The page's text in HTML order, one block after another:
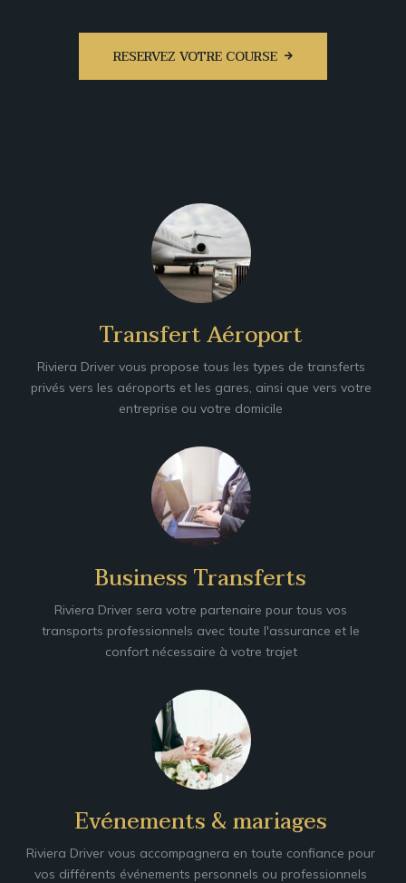
RESERVEZ VOTRE COURSE
Transfert Aéroport
Riviera Driver vous propose tous les types de transferts
privés vers les aéroports et les gares, ainsi que vers votre
entreprise ou votre domicile
Business Transferts
Riviera Driver sera votre partenaire pour tous vos
transports professionnels avec toute l'assurance et le
confort nécessaire à votre trajet
Evénements & mariages
Riviera Driver vous accompagnera en toute confiance pour
vos différents événements personnels ou professionnels